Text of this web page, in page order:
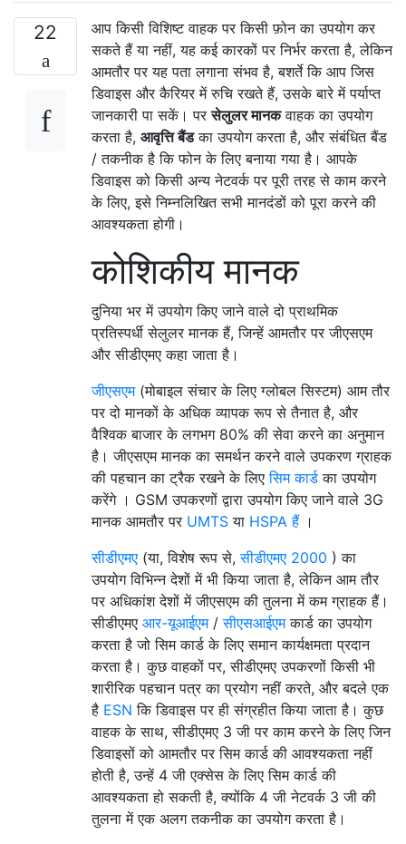
22
आप किसी विशिष्ट वाहक पर किसी फ़ोन का उपयोग कर
सकते हैं या नहीं, यह कई कारकों पर निर्भर करता है, लेकिन
आमतौर पर यह पता लगाना संभव है, बशर्ते कि आप जिस
डिवाइस और कैरियर में रुचि रखते हैं, उसके बारे में पर्याप्त
जानकारी पा सकें। परसेलुलर मानकवाहक का उपयोग
करता है, आवृत्ति बैंडका उपयोग करता है, और संबंधित बैंड
/ तकनीक है कि फोन के लिए बनाया गया है। आपके
डिवाइस को किसी अन्य नेटवर्क पर पूरी तरह से काम करने
के लिए, इसे निम्नलिखित सभी मानदंडों को पूरा करने की
आवश्यकता होगी।
कोशिकीय मानक
दुनिया भर में उपयोग किए जाने वाले दो प्राथमिक
प्रतिस्पर्धी सेलुलर मानक हैं, जिन्हें आमतौर पर जीएसएम
और सीडीएमए कहा जाता है।
जीएसएम(मोबाइल संचार के लिए ग्लोबल सिस्टम) आम ​​तौर
पर दो मानकों के अधिक व्यापक रूप से तैनात है, और
वैश्विक बाजार के लगभग 80% की सेवा करने का अनुमान
है। जीएसएम मानक का समर्थन करने वाले उपकरण ग्राहक
की पहचान का ट्रैक रखने के लिएसिम कार्ड का उपयोग
करेंगे । GSM उपकरणों द्वारा उपयोग किए जाने वाले 3G
मानक आमतौर पर UMTS या HSPA हैं।
सीडीएमए (या, विशेष रूप से,सीडीएमए 2000 ) का
उपयोग विभिन्न देशों में भी किया जाता है, लेकिन आम तौर
पर अधिकांश देशों में जीएसएम की तुलना में कम ग्राहक हैं।
सीडीएमए आर-यूआईएम/सीएसआईएमकार्ड का उपयोग
करता है जो सिम कार्ड के लिए समान कार्यक्षमता प्रदान
करता है। कुछ वाहकों पर, सीडीएमए उपकरणों किसी भी
शारीरिक पहचान पत्र का प्रयोग नहीं करते, और बदले एक
है ESN कि डिवाइस पर ही संग्रहीत किया जाता है। कुछ
वाहक के साथ, सीडीएमए 3 जी पर काम करने के लिए जिन
डिवाइसों को आमतौर पर सिम कार्ड की आवश्यकता नहीं
होती है, उन्हें 4 जी एक्सेस के लिए सिम कार्ड की
आवश्यकता हो सकती है, क्योंकि 4 जी नेटवर्क 3 जी की
तुलना में एक अलग तकनीक का उपयोग करता है।